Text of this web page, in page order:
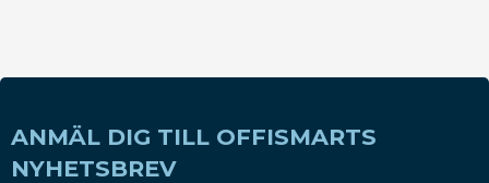
ANMÄL DIG TILL OFFISMARTS
NYHETSBREV